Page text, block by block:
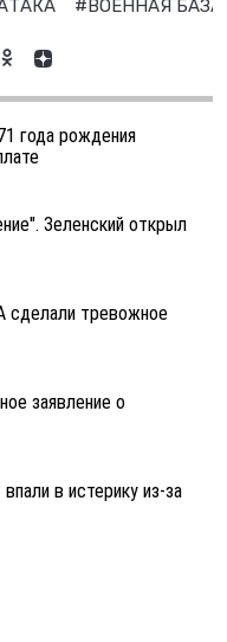
#ВОЕННАЯ
года рождения
Зеленский открыл
тревожное
заявление о
в истерику из-за